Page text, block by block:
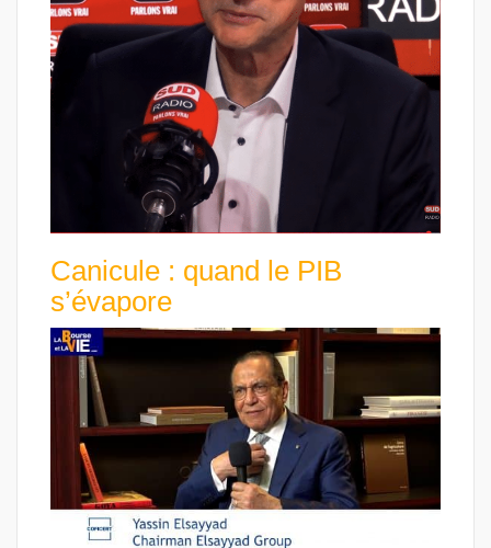
Canicule : quand le PIB
s’évapore